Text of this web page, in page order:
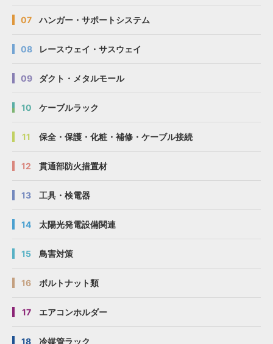
07 ハンガー・サポートシステム
08 レースウェイ・サスウェイ
09 ダクト・メタルモール
10 ケーブルラック
11 保全・保護・化粧・補修・ケーブル接続
12 貫通部防火措置材
13 工具・検電器
14 太陽光発電設備関連
15 鳥害対策
16 ボルトナット類
17 エアコンホルダー
18 冷媒管ラック